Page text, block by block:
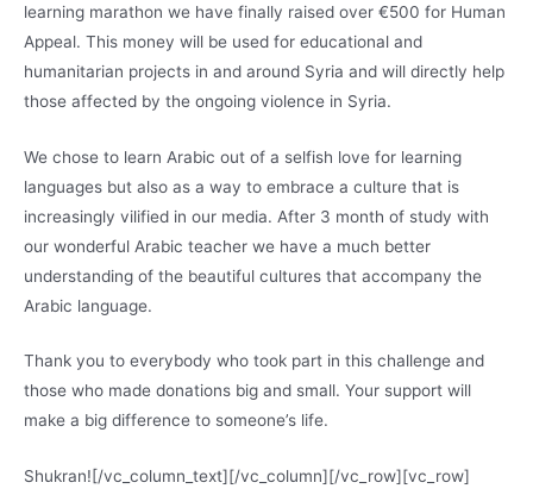
learning marathon we have finally raised over €500 for Human
Appeal. This money will be used for educational and
humanitarian projects in and around Syria and will directly help
those affected by the ongoing violence in Syria.
We chose to learn Arabic out of a selfish love for learning
languages but also as a way to embrace a culture that is
increasingly vilified in our media. After 3 month of study with
our wonderful Arabic teacher we have a much better
understanding of the beautiful cultures that accompany the
Arabic language.
Thank you to everybody who took part in this challenge and
those who made donations big and small. Your support will
make a big difference to someone’s life.
Shukran![/vc_column_text][/vc_column][/vc_row][vc_row]